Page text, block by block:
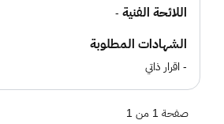
اللائحة الفنية -
الشهادات المطلوبة
- اقرار ذاتي
صفحة 1 من 1